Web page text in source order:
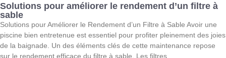
Solutions pour améliorer le rendement d’un filtre à
sable
Solutions pour Améliorer le Rendement d’un Filtre à Sable Avoir une
piscine bien entretenue est essentiel pour profiter pleinement des joies
de la baignade. Un des éléments clés de cette maintenance repose
sur le rendement efficace du filtre à sable. Les filtres